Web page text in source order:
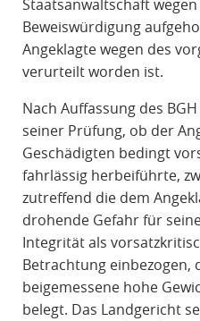
Staatsanwaltschaft
Beweiswürdigung
Angeklagte wegen des
verurteilt worden ist.
Nach Auffassung des
seiner Prüfung, ob der
Geschädigten bedingt
fahrlässig herbeiführte,
zutreffend die dem
drohende Gefahr für
Integrität als
Betrachtung einbezogen,
beigemessene hohe
belegt. Das Landgericht